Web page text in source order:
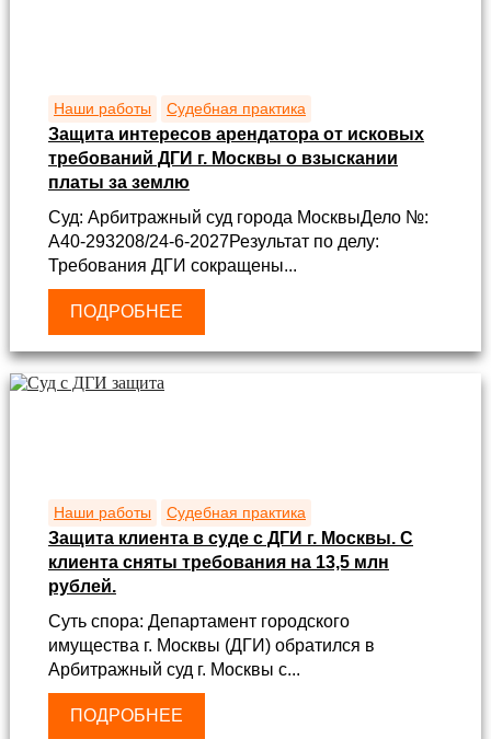
Наши работы Судебная практика
Защита интересов арендатора от исковых
требований ДГИ г. Москвы о взыскании
платы за землю
Суд: Арбитражный суд города МосквыДело №:
А40-293208/24-6-2027Результат по делу:
Требования ДГИ сокращены...
ПОДРОБНЕЕ
Наши работы Судебная практика
Защита клиента в суде с ДГИ г. Москвы. С
клиента сняты требования на 13,5 млн
рублей.
Суть спора: Департамент городского
имущества г. Москвы (ДГИ) обратился в
Арбитражный суд г. Москвы с...
ПОДРОБНЕЕ